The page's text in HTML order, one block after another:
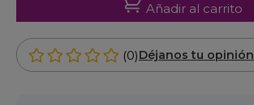
Añadir al carrito
(0)Déjanos tu opinión